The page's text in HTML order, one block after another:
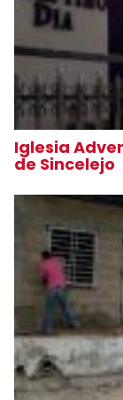
Iglesia
de Sincelejo